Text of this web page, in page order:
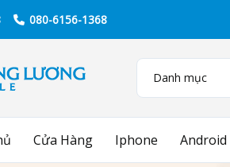
080-6156-1368
Danh mục
Cửa Hàng Iphone Android